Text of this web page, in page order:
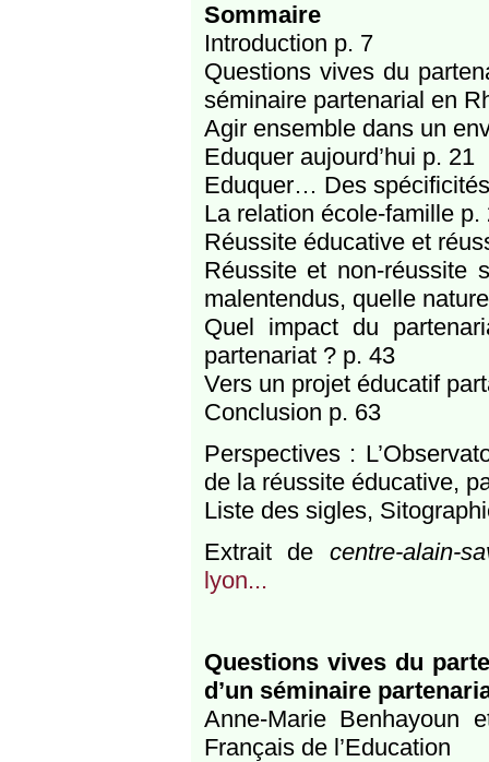
Sommaire
Introduction p. 7
Questions vives du
séminaire partenarial en
Agir ensemble dans un
Eduquer aujourd’hui p. 21
Eduquer… Des
La relation école-famille p.
Réussite éducative et
Réussite et non-réussite
malentendus, quelle
Quel impact du
partenariat ? p. 43
Vers un projet éducatif
Conclusion p. 63
Perspectives :
de la réussite éducative,
Liste des sigles,
Extrait de centre-alain-
lyon...
Questions vives du
d’un séminaire
Anne-Marie Benhayoun
Français de l’Education